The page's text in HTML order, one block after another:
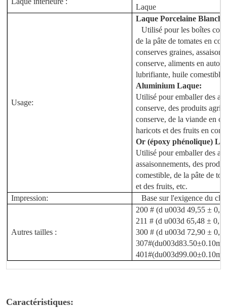
Laque
Usage:
Laque Porcelaine Blanche
Utilisé pour les boîtes
de la pâte de tomates en
conserves graines,
conserve, aliments en
lubrifiante, huile
AluminiumLaque:
Utilisé pour emballer des
conserve, des produits
conserve, de la viande en
haricots et des fruits en
Or (époxy phénolique)
Utilisé pour emballer des
assaisonnements, des
comestible, de la pâte de
et des fruits, etc.
Impression:
Base sur l'exigence du
Autres tailles :
200 # (d u003d 49,55 ±
211 # (d u003d 65,48 ±
300 # (d u003d 72,90 ±
Caractéristiques: